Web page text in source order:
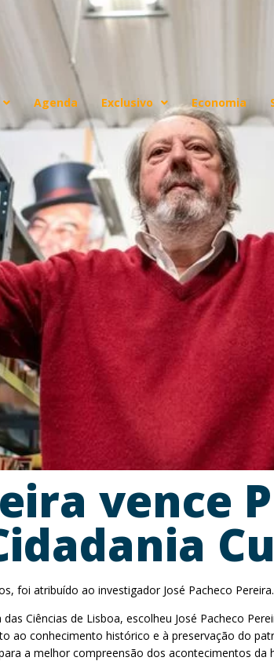
Agenda Exclusivo Economia
vence
foi atribuído ao investigador José Pacheco Pereira.
Ciências de Lisboa, escolheu José Pacheco
ao conhecimento histórico e à preservação do
a melhor compreensão dos acontecimentos da